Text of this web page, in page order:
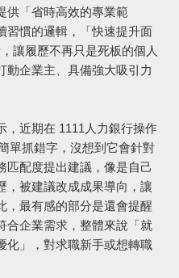
供「省時高效的專業範
習慣的邏輯，「快速提升面
讓履歷不再只是死板的個人
動企業主、具備強大吸引力
，近期在 1111人力銀行操作
單抓錯字，沒想到它會針對
匹配度提出建議，像是自己
，被建議改成成果導向，讓
，最有感的部分是還會提醒
合企業需求，整體來說「就
化」，對求職新手或想轉職